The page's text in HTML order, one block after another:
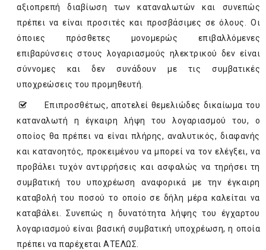
αξιοπρεπή διαβίωση των καταναλωτών και συνεπώς
πρέπει να είναι προσιτές και προσβάσιμες σε όλους. Οι
όποιες πρόσθετες μονομερώς επιβαλλόμενες
επιβαρύνσεις στους λογαριασμούς ηλεκτρικού δεν είναι
σύννομες και δεν συνάδουν με τις συμβατικές
υποχρεώσεις του προμηθευτή.
Επιπροσθέτως, αποτελεί θεμελιώδες δικαίωμα του
καταναλωτή η έγκαιρη λήψη του λογαριασμού του, ο
οποίος θα πρέπει να είναι πλήρης, αναλυτικός, διαφανής
και κατανοητός, προκειμένου να μπορεί να τον ελέγξει, να
προβάλει τυχόν αντιρρήσεις και ασφαλώς να τηρήσει τη
συμβατική του υποχρέωση αναφορικά με την έγκαιρη
καταβολή του ποσού το οποίο σε δήλη μέρα καλείται να
καταβάλει. Συνεπώς η δυνατότητα λήψης του έγχαρτου
λογαριασμού είναι βασική συμβατική υποχρέωση, η οποία
πρέπει να παρέχεται ΑΤΕΛΩΣ.